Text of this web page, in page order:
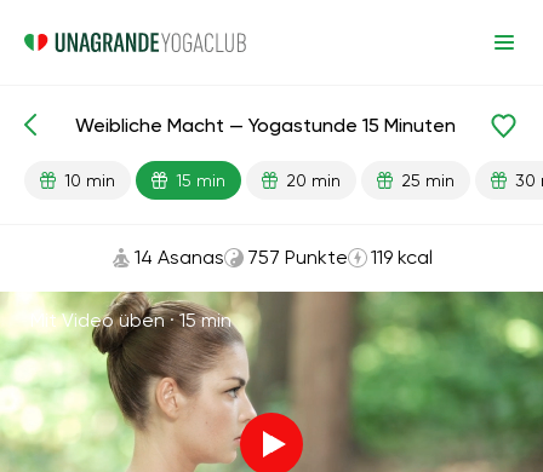
Fertige Lektionen Sex
Weibliche Macht — Yogastunde 15 Minuten
10 min 15 min 20 min 25 min 30
14 Asanas 757 Punkte 119 kcal
Mit Video üben ·15 min